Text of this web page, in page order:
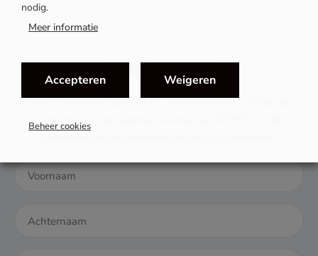
MIS NIETS
Schrijf je in voor de OOMT nieuwsbrief en blijf op de
hoogte van het laatste nieuws van OOMT en de
nodig.
Meer informatie
Accepteren Weigeren
Beheer cookies